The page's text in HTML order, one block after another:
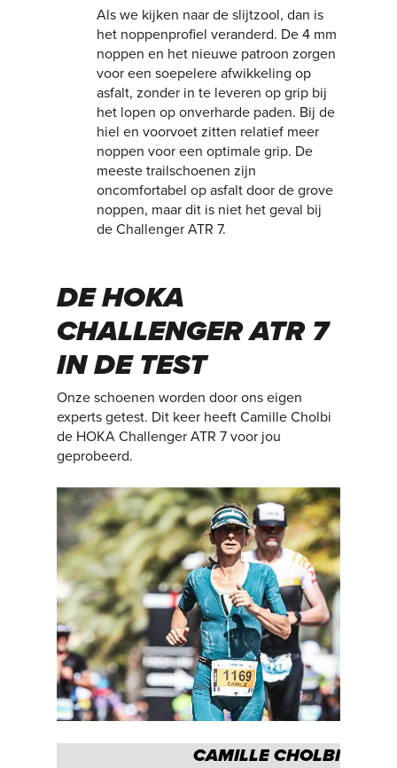
Als we kijken naar de slijtzool, dan is
het noppenprofiel veranderd. De 4 mm
noppen en het nieuwe patroon zorgen
voor een soepelere afwikkeling op
asfalt, zonder in te leveren op grip bij
het lopen op onverharde paden. Bij de
hiel en voorvoet zitten relatief meer
noppen voor een optimale grip. De
meeste trailschoenen zijn
oncomfortabel op asfalt door de grove
noppen, maar dit is niet het geval bij
de Challenger ATR 7.
DE HOKA
CHALLENGER ATR 7
IN DE TEST
Onze schoenen worden door ons eigen
experts getest. Dit keer heeft Camille Cholbi
de HOKA Challenger ATR 7 voor jou
geprobeerd.
CAMILLE CHOLBI